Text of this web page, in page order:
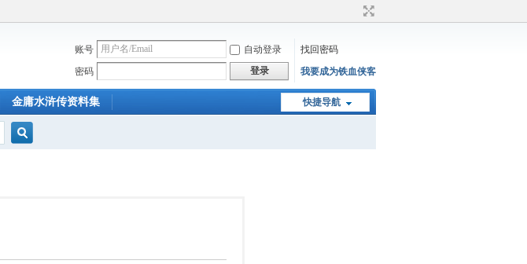
账号 自动登录
找回密码
密码
登录 我要成为铁血侠客
快捷导航
金庸水浒传资料集